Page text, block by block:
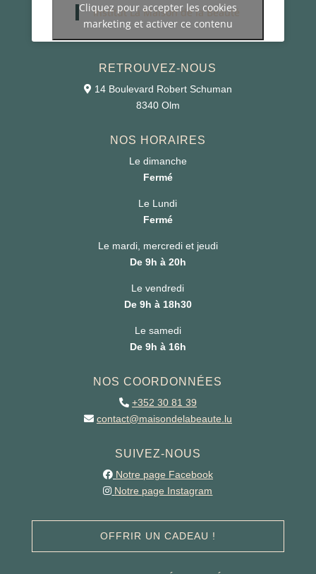
Institut La Maison de la Beauté
Cliquez pour accepter les cookies
marketing et activer ce contenu
RETROUVEZ-NOUS
14 Boulevard Robert Schuman
8340 Olm
NOS HORAIRES
Le dimanche
Fermé
Le Lundi
Fermé
Le mardi, mercredi et jeudi
De 9h à 20h
Le vendredi
De 9h à 18h30
Le samedi
De 9h à 16h
NOS COORDONNÉES
+352 30 81 39
contact@maisondelabeaute.lu
SUIVEZ-NOUS
Notre page Facebook
Notre page Instagram
OFFRIR UN CADEAU !